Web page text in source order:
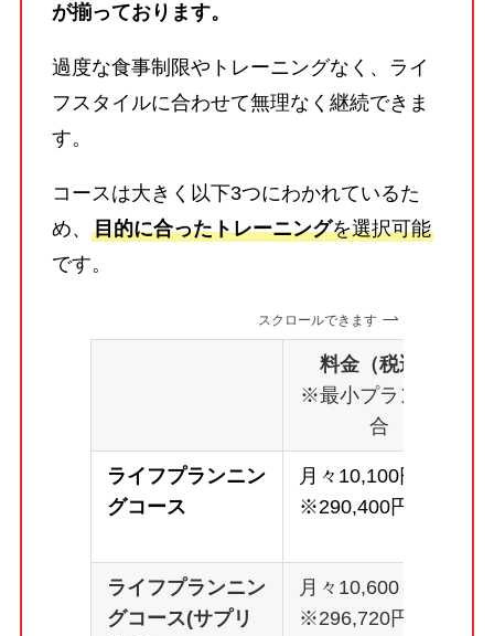
が揃っております。
過度な食事制限やトレーニングなく、ライ
フスタイルに合わせて無理なく継続できま
す。
コースは大きく以下3つにわかれているた
め、 目的に合ったトレーニングを選択可能
です。
スクロールできます
料金（税込）
※最小プランの場
合
ライフプランニン
グコース
月々10,100円～
※290,400円
ライフプランニン
グコース(サプリ
月々10,600～
※296,720円